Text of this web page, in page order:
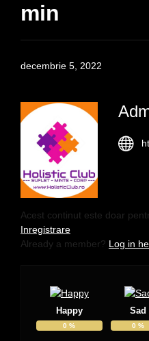
min
decembrie 5, 2022
Acest continut este doar
Inregistrare
Already a member? Log in
Happy
0 %
Sad
0 %